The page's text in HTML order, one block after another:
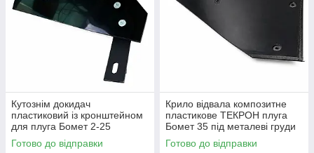
Кутознім докидач
пластиковий із кронштейном
для плуга Бомет 2-25
Готово до відправки
Крило відвала композитне
пластикове ТЕКРОН плуга
Бомет 35 під металеві груди
Готово до відправки